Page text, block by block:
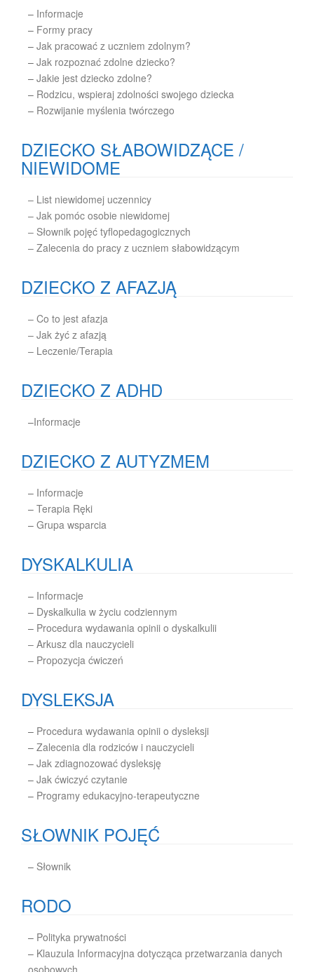
– Informacje
– Formy pracy
– Jak pracować z uczniem zdolnym?
– Jak rozpoznać zdolne dziecko?
– Jakie jest dziecko zdolne?
– Rodzicu, wspieraj zdolności swojego dziecka
– Rozwijanie myślenia twórczego
DZIECKO SŁABOWIDZĄCE /
NIEWIDOME
– List niewidomej uczennicy
– Jak pomóc osobie niewidomej
– Słownik pojęć tyflopedagogicznych
– Zalecenia do pracy z uczniem słabowidzącym
DZIECKO Z AFAZJĄ
– Co to jest afazja
– Jak żyć z afazją
– Leczenie/Terapia
DZIECKO Z ADHD
–Informacje
DZIECKO Z AUTYZMEM
– Informacje
– Terapia Ręki
– Grupa wsparcia
DYSKALKULIA
– Informacje
– Dyskalkulia w życiu codziennym
– Procedura wydawania opinii o dyskalkulii
– Arkusz dla nauczycieli
– Propozycja ćwiczeń
DYSLEKSJA
– Procedura wydawania opinii o dysleksji
– Zalecenia dla rodziców i nauczycieli
– Jak zdiagnozować dysleksję
– Jak ćwiczyć czytanie
– Programy edukacyjno-terapeutyczne
SŁOWNIK POJĘĆ
– Słownik
RODO
– Polityka prywatności
– Klauzula Informacyjna dotycząca przetwarzania danych
osobowych